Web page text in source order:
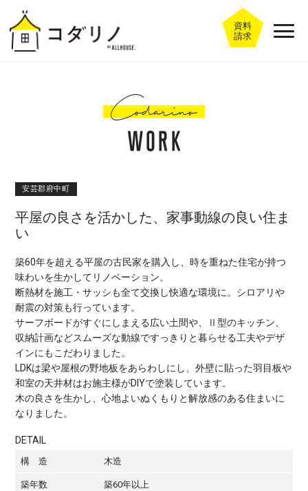
資料
請求
安芸郡府中町
平屋の良さを活かした、家事動線の良い住ま
い
築60年を超える平屋の古民家を購入し、時を重ねた住宅が持つ
味わいを生かしてリノベーション。
断熱材を施工・サッシも全て交換し快適な環境に。シロアリや
耐震の対策も行っています。
サーフボードがすぐにしまえる広い土間や、Ⅱ型のキッチン、
収納計画などスムーズな動線ですっきりと暮らせる工夫やデザ
インにもこだわりました。
LDKは梁や屋根の野地板をあらわしにし、外壁に貼った羽目板や
和室の天井材はお施主様がDIYで塗装しています。
木の良さを生かし、心地よいぬくもりと解放感のある住まいに
なりました。
DETAIL
構 造 木造
築年数 築60年以上